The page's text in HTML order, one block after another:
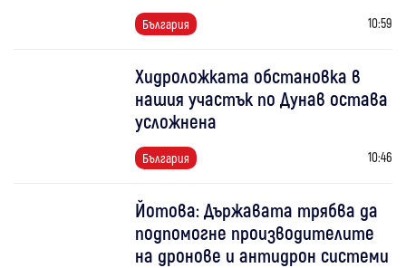
България 10:59
Хидроложката обстановка в
нашия участък по Дунав остава
усложнена
България 10:46
Йотова: Държавата трябва да
подпомогне производителите
на дронове и антидрон системи